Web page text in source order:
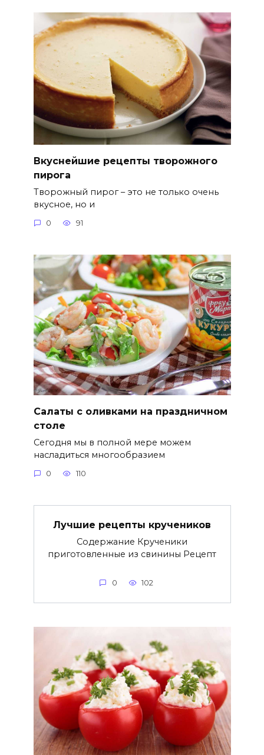
Вкуснейшие рецепты творожного
пирога
Творожный пирог – это не только очень
вкусное, но и
0 91
Салаты с оливками на праздничном
столе
Сегодня мы в полной мере можем
насладиться многообразием
0 110
Лучшие рецепты кручеников
Содержание Крученики
приготовленные из свинины Рецепт
0 102